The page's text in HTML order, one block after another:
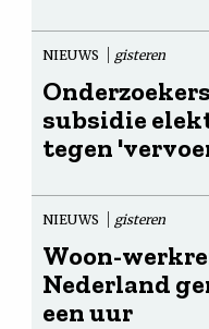
NIEUWS gisteren
subsidie
tegen
NIEUWS gisteren
Woon-
Nederland
een uur